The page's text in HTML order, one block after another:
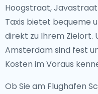
Hoogstraat,
Taxis bietet bequeme
direkt zu Ihrem Zielort.
Amsterdam sind fest
Kosten im Voraus
Ob Sie am Flughafen